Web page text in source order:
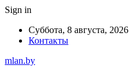
Sign in
Суббота, 8 августа, 2026
Контакты
mlan.by